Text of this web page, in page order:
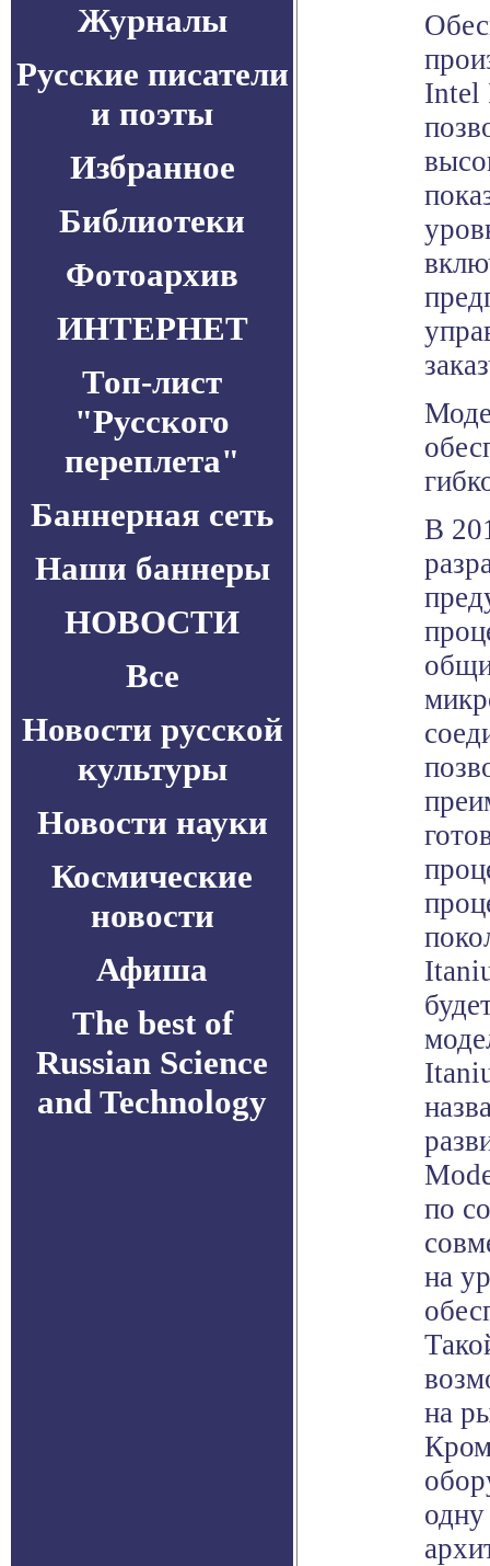
Журналы
Русские писатели
и поэты
Избранное
Библиотеки
Фотоархив
ИНТЕРНЕТ
Топ-лист
"Русского
переплета"
Баннерная сеть
Наши баннеры
НОВОСТИ
Все
Новости русской
культуры
Новости науки
Космические
новости
Афиша
The best of
Russian Science
and Technology
Intel
В
по
на
на